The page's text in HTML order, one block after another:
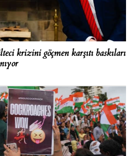
krizini göçmen karşıtı baskıları